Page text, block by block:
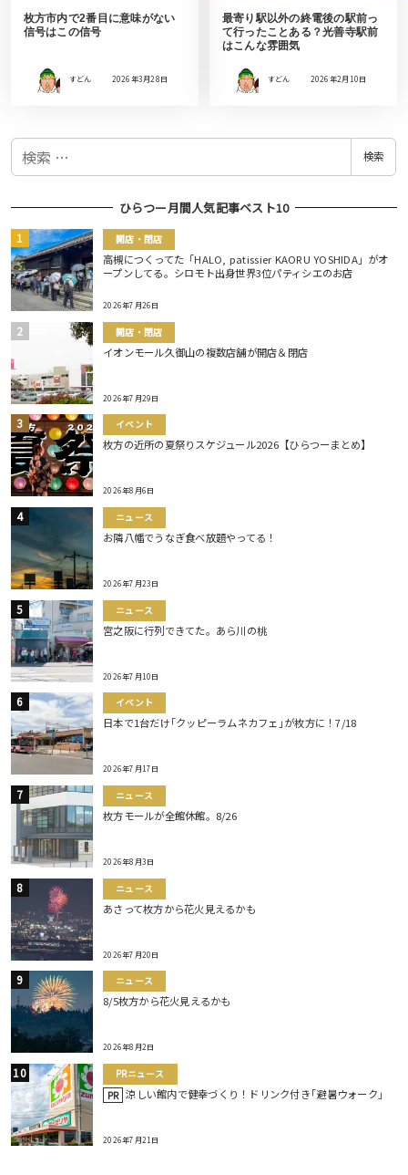
枚方市内で2番目に意味がない
信号はこの信号
すどん 2026年3月28日
最寄り駅以外の終電後の駅前っ
て行ったことある？光善寺駅前
はこんな雰囲気
すどん 2026年2月10日
検
検索
ひらつー月間人気記事ベスト10
開店・閉店
高槻につくってた「HALO, patissier KAORU YOSHIDA」がオ
ープンしてる。シロモト出身世界3位パティシエのお店
2026年7月26日
開店・閉店
イオンモール久御山の複数店舗が開店＆閉店
2026年7月29日
イベント
枚方の近所の夏祭りスケジュール2026【ひらつーまとめ】
2026年8月6日
ニュース
お隣八幡でうなぎ食べ放題やってる！
2026年7月23日
ニュース
宮之阪に行列できてた。あら川の桃
2026年7月10日
イベント
日本で1台だけ｢クッピーラムネカフェ｣が枚方に！7/18
2026年7月17日
ニュース
枚方モールが全館休館。8/26
2026年8月3日
ニュース
あさって枚方から花火見えるかも
2026年7月20日
ニュース
8/5枚方から花火見えるかも
2026年8月2日
PRニュース
PR 涼しい館内で健幸づくり！ドリンク付き｢避暑ウォーク｣
2026年7月21日